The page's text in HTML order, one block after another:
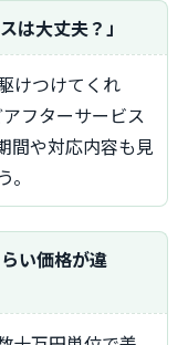
は大丈夫？」
フターサービス
間や対応内容も見
い価格が違